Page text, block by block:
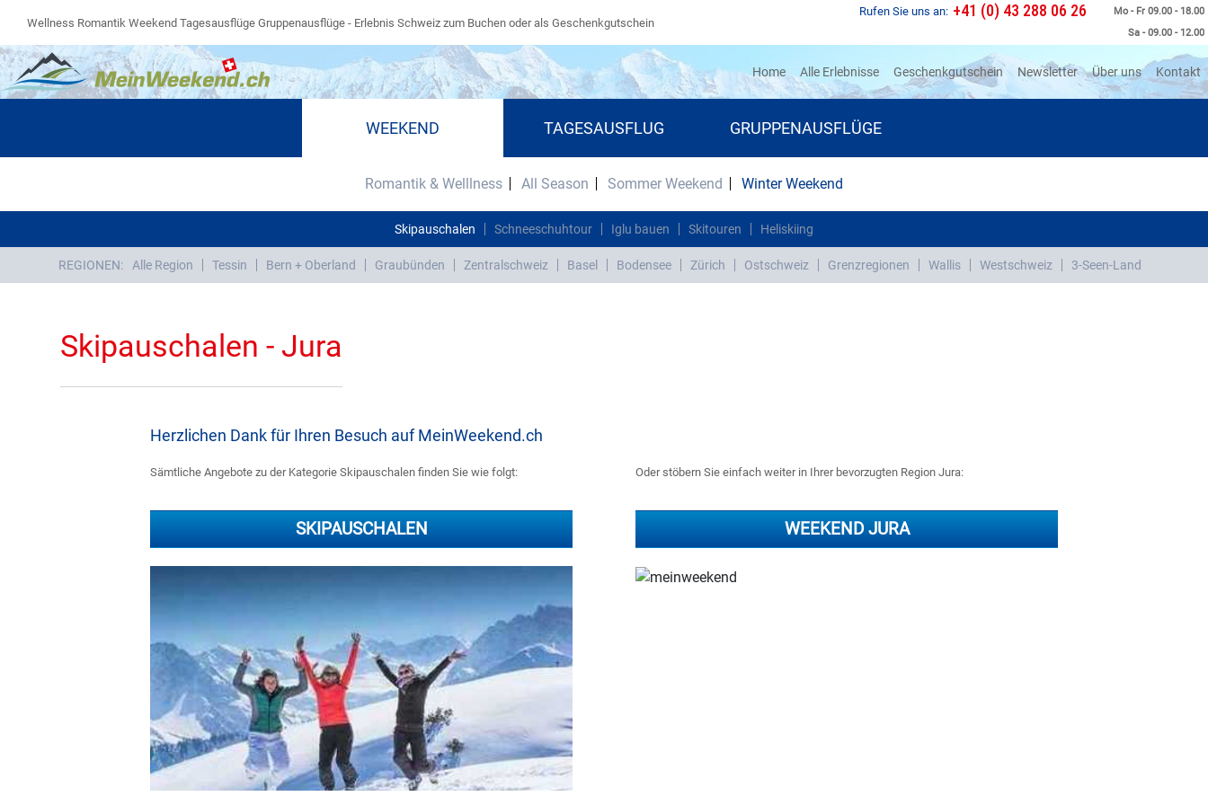
Wellness Romantik Weekend Tagesausflüge Gruppenausflüge - Erlebnis Schweiz zum Buchen oder als Geschenkgutschein
Mo - Fr 09.00 - 18.00
Sa - 09.00 - 12.00
Rufen Sie uns an: +41 (0) 43 288 06 26
Home(current)
Alle Erlebnisse Geschenkgutschein Newsletter Über uns Kontakt
WEEKEND TAGESAUSFLUG GRUPPENAUSFLÜGE
Romantik & Welllness All Season Sommer Weekend Winter Weekend
Skipauschalen Schneeschuhtour Iglu bauen Skitouren Heliskiing
REGIONEN: Alle Region Tessin Bern + Oberland Graubünden Zentralschweiz Basel Bodensee Zürich Ostschweiz Grenzregionen Wallis Westschweiz 3-Seen-Land
Skipauschalen - Jura
Herzlichen Dank für Ihren Besuch auf MeinWeekend.ch
Sämtliche Angebote zu der Kategorie Skipauschalen finden Sie wie folgt:
SKIPAUSCHALEN
Oder stöbern Sie einfach weiter in Ihrer bevorzugten Region Jura:
WEEKEND JURA